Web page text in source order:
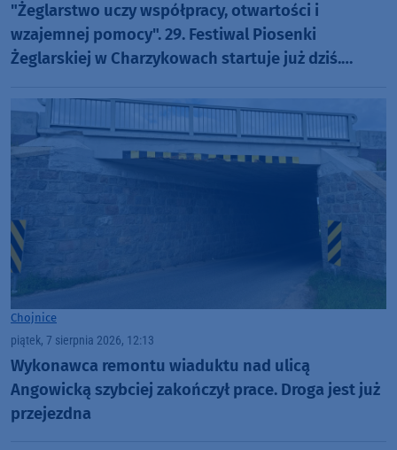
"Żeglarstwo uczy współpracy, otwartości i
wzajemnej pomocy". 29. Festiwal Piosenki
Żeglarskiej w Charzykowach startuje już dziś.
Chojnice
piątek, 7 sierpnia 2026, 12:13
Wykonawca remontu wiaduktu nad ulicą
Angowicką szybciej zakończył prace. Droga jest już
przejezdna